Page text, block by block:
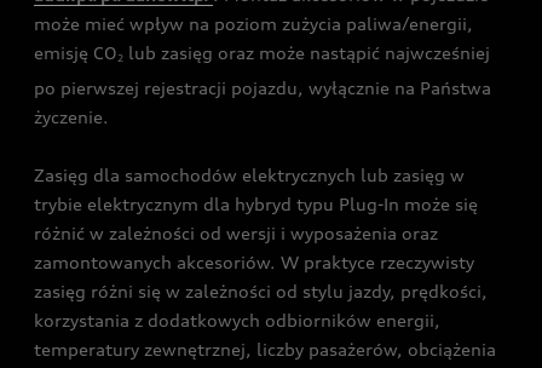
może mieć wpływ na poziom zużycia paliwa/energii,
emisję CO2 lub zasięg oraz może nastąpić najwcześniej
po pierwszej rejestracji pojazdu, wyłącznie na Państwa
życzenie.
Zasięg dla samochodów elektrycznych lub zasięg w
trybie elektrycznym dla hybryd typu Plug-In może się
różnić w zależności od wersji i wyposażenia oraz
zamontowanych akcesoriów. W praktyce rzeczywisty
zasięg różni się w zależności od stylu jazdy, prędkości,
korzystania z dodatkowych odbiorników energii,
temperatury zewnętrznej, liczby pasażerów, obciążenia